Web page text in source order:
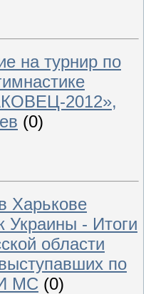
на турнир по
2012»,
(0)
Харькове
Украины - Итоги
области
по
МС (0)